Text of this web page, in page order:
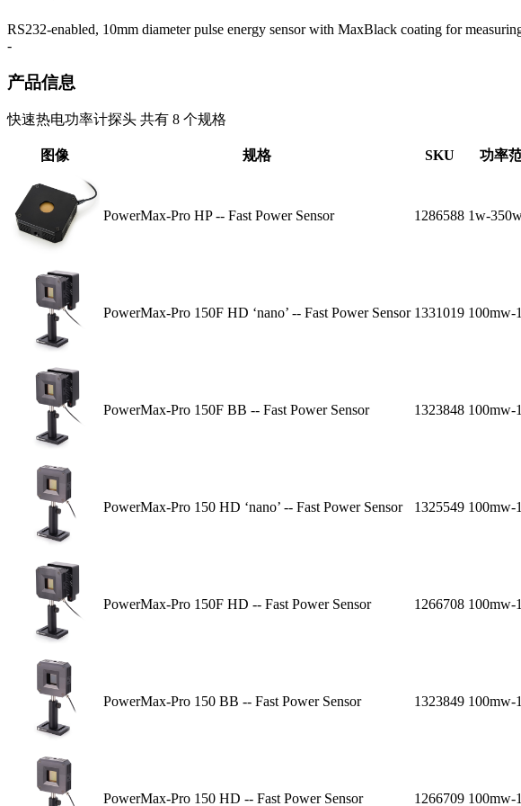
RS232-enabled, 10mm diameter pulse energy sensor with MaxBlack coating for
-
产品信息
快速热电功率计探头 共有 8 个规格
图像 规格 SKU 功率
PowerMax-Pro HP -- Fast Power Sensor 1286588 1w-
PowerMax-Pro 150F HD ‘nano’ -- Fast Power Sensor 1331019 100mw-
PowerMax-Pro 150F BB -- Fast Power Sensor 1323848 100mw-
PowerMax-Pro 150 HD ‘nano’ -- Fast Power Sensor 1325549 100mw-
PowerMax-Pro 150F HD -- Fast Power Sensor 1266708 100mw-
PowerMax-Pro 150 BB -- Fast Power Sensor 1323849 100mw-
PowerMax-Pro 150 HD -- Fast Power Sensor 1266709 100mw-